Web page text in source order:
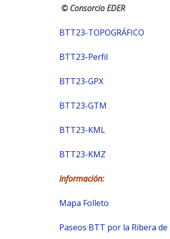
© Consorcio EDER
BTT23-TOPOGRÁFICO
BTT23-Perfil
BTT23-GPX
BTT23-GTM
BTT23-KML
BTT23-KMZ
Información:
Mapa Folleto
Paseos BTT por la Ribera